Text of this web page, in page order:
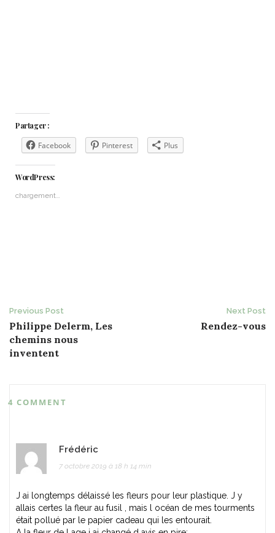
Partager :
Facebook Pinterest Plus
WordPress:
chargement…
Post
navigation
Previous Post
Philippe Delerm, Les
chemins nous
inventent
Next Post
Rendez-vous
4 COMMENT
Frédéric
7 octobre 2019 à 18 h 14 min
J ai longtemps délaissé les fleurs pour leur plastique. J y
allais certes la fleur au fusil , mais l océan de mes tourments
était pollué par le papier cadeau qui les entourait.